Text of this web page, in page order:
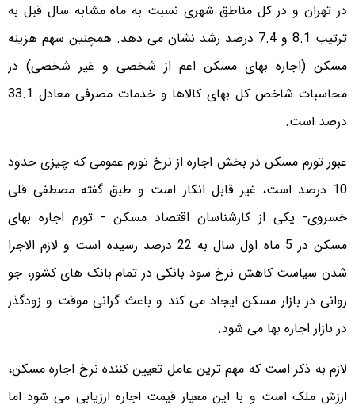
در تهران و در کل مناطق شهری نسبت به ماه مشابه سال قبل به
ترتیب 8.1 و 7.4 درصد رشد نشان می دهد. همچنین سهم هزینه
مسکن (اجاره بهای مسکن اعم از شخصی و غیر شخصی) در
محاسبات شاخص کل بهای کالاها و خدمات مصرفی معادل 33.1
درصد است.
عبور تورم مسکن در بخش اجاره از نرخ تورم عمومی که چیزی حدود
10 درصد است، غیر قابل انکار است و طبق گفته مصطفی قلی
خسروی- یکی از کارشناسان اقتصاد مسکن - تورم اجاره بهای
مسکن در 5 ماه اول سال به 22 درصد رسیده است و لازم الاجرا
شدن سیاست کاهش نرخ سود بانکی در تمام بانک های کشور، جو
روانی در بازار مسکن ایجاد می کند و باعث گرانی موقت و زودگذر
در بازار اجاره بها می شود.
لازم به ذکر است که مهم ترین عامل تعیین کننده نرخ اجاره مسکن،
ارزش ملک است و با این معیار قیمت اجاره ارزیابی می شود اما